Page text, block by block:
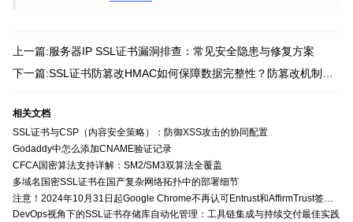
上一篇:服务器IP SSL证书漏洞排查：常见安全隐患与修复方案
相关文档
SSL证书与CSP（内容安全策略）：防御XSS攻击的协同配置
Godaddy中怎么添加CNAME验证记录
CFCA国密算法支持详解：SM2/SM3双算法全覆盖
多域名国密SSL证书在国产复杂网络拓扑中的部署细节
DevOps视角下的SSL证书存储库自动化管理：工具链集成与持续交付最佳实践